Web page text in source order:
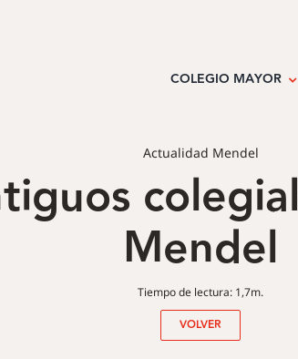
COLEGIO MAYOR
Actualidad Mendel
Mendel
Tiempo de lectura: 1,7m.
VOLVER